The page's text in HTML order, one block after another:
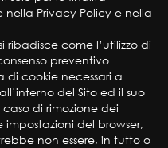
Privacy Policy e nella
come l’utilizzo di
preventivo
di cookie necessari a
del Sito ed il suo
di rimozione dei
del browser,
non essere, in tutto o